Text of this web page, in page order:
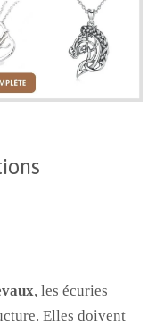
, les écuries
Elles doivent